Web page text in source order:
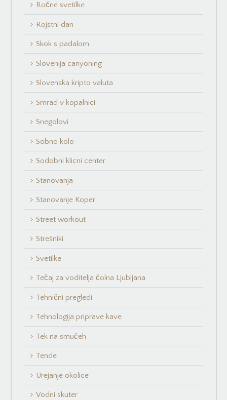
Ročne svetilke
Rojstni dan
Skok s padalom
Slovenija canyoning
Slovenska kripto valuta
Smrad v kopalnici
Snegolovi
Sobno kolo
Sodobni klicni center
Stanovanja
Stanovanje Koper
Street workout
Strešniki
Svetilke
Tečaj za voditelja čolna Ljubljana
Tehnični pregledi
Tehnologija priprave kave
Tek na smučeh
Tende
Urejanje okolice
Vodni skuter